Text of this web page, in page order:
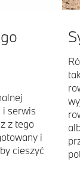
i serwis
z tego
i
cieszyć